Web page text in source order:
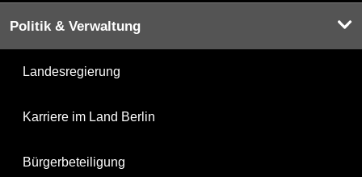
Politik & Verwaltung
Landesregierung
Karriere im Land Berlin
Bürgerbeteiligung